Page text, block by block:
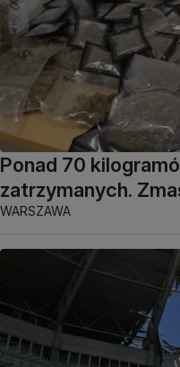
Ponad 70
zatrzymanych.
WARSZAWA